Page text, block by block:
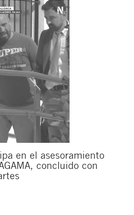
en el asesoramiento
concluido con